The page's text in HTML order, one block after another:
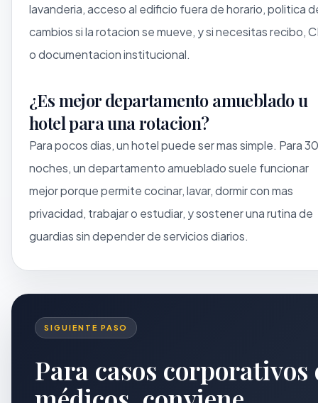
lavanderia, acceso al edificio fuera de horario, politica
cambios si la rotacion se mueve, y si necesitas recibo,
o documentacion institucional.
¿Es mejor departamento amueblado u
hotel para una rotacion?
Para pocos dias, un hotel puede ser mas simple. Para
noches, un departamento amueblado suele funcionar
mejor porque permite cocinar, lavar, dormir con mas
privacidad, trabajar o estudiar, y sostener una rutina de
guardias sin depender de servicios diarios.
SIGUIENTE PASO
Para casos corporativos